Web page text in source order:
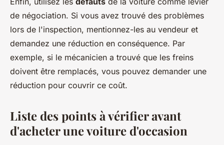
de négociation. Si vous avez trouvé des problèmes
lors de l'inspection, mentionnez-les au vendeur et
demandez une réduction en conséquence. Par
exemple, si le mécanicien a trouvé que les freins
doivent être remplacés, vous pouvez demander une
réduction pour couvrir ce coût.
Liste des points à vérifier avant
d'acheter une voiture d'occasion